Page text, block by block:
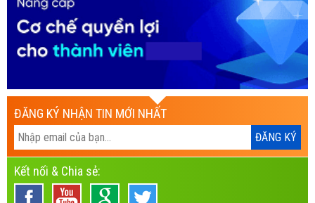
ĐĂNG KÝ NHẬN TIN MỚI NHẤT
Kết nối & Chia sẻ: